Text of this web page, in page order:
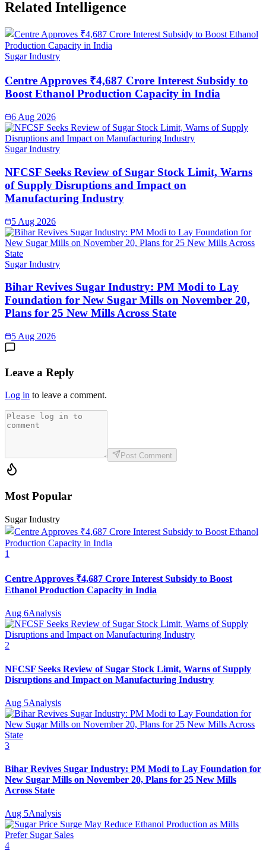
Related Intelligence
Sugar Industry
Centre Approves ₹4,687 Crore Interest Subsidy to
Boost Ethanol Production Capacity in India
6 Aug 2026
Sugar Industry
NFCSF Seeks Review of Sugar Stock Limit, Warns
of Supply Disruptions and Impact on
Manufacturing Industry
5 Aug 2026
Sugar Industry
Bihar Revives Sugar Industry: PM Modi to Lay
Foundation for New Sugar Mills on November 20,
Plans for 25 New Mills Across State
5 Aug 2026
Leave a Reply
Log in to leave a comment.
Post Comment
Most Popular
Sugar Industry
1
Centre Approves ₹4,687 Crore Interest Subsidy to Boost
Ethanol Production Capacity in India
Aug 6Analysis
2
NFCSF Seeks Review of Sugar Stock Limit, Warns of Supply
Disruptions and Impact on Manufacturing Industry
Aug 5Analysis
3
Bihar Revives Sugar Industry: PM Modi to Lay Foundation for
New Sugar Mills on November 20, Plans for 25 New Mills
Across State
Aug 5Analysis
4